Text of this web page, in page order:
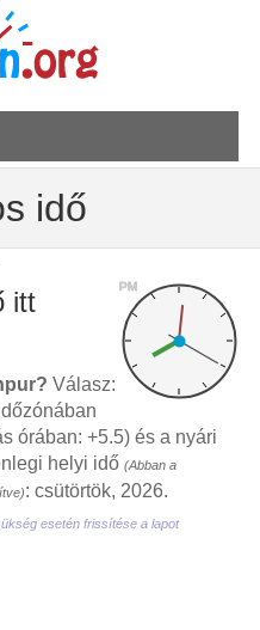
idő
PM
itt
Válasz:
órában: +5.5) és a nyári
helyi idő (Abban a
: csütörtök, 2026.
esetén frissítése a lapot